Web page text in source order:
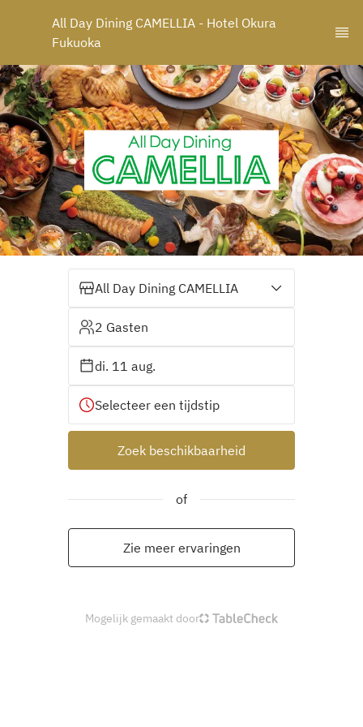
All Day Dining CAMELLIA - Hotel Okura
Fukuoka
All Day Dining CAMELLIA
2 Gasten
di. 11 aug.
Selecteer een tijdstip
Zoek beschikbaarheid
of
Zie meer ervaringen
Mogelijk gemaakt door